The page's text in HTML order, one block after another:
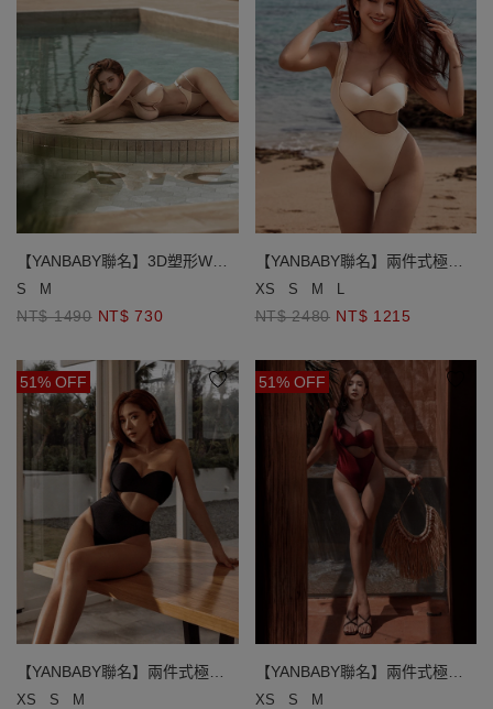
【YANBABY聯名】3D塑形W鋼
圈繞頸比基尼
S M
NT$ 1490 NT$ 730
【YANBABY聯名】兩件式極高
衩平口單肩泳衣
XS S M
NT$ 2480 NT$ 1215
51% OFF
【YANBABY聯名】兩件式極高
衩平口單肩泳衣
XS S M
51% OFF
【YANBABY聯名】兩件式極高
衩平口單肩泳衣
XS S M